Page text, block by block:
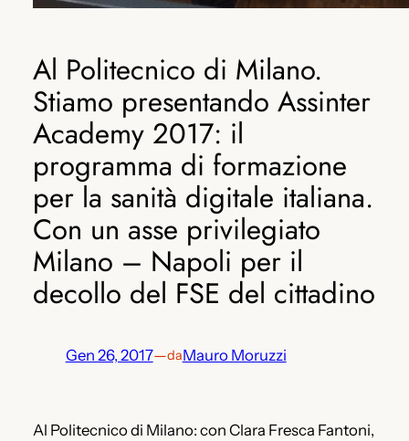
Al Politecnico di Milano.
Stiamo presentando Assinter
Academy 2017: il
programma di formazione
per la sanità digitale italiana.
Con un asse privilegiato
Milano – Napoli per il
decollo del FSE del cittadino
Gen 26, 2017—daMauro Moruzzi
Al Politecnico di Milano: con Clara Fresca Fantoni,